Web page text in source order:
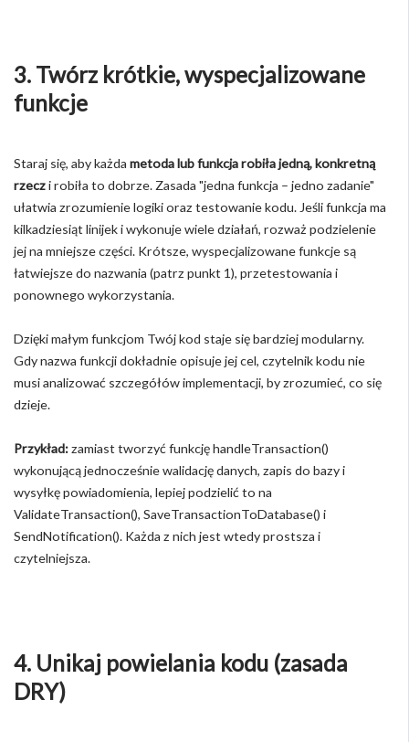
3. Twórz krótkie, wyspecjalizowane
funkcje
Staraj się, aby każda metoda lub funkcja robiła jedną, konkretną
rzeczi robiła to dobrze. Zasada "jedna funkcja – jedno zadanie"
ułatwia zrozumienie logiki oraz testowanie kodu. Jeśli funkcja ma
kilkadziesiąt linijek i wykonuje wiele działań, rozważ podzielenie
jej na mniejsze części. Krótsze, wyspecjalizowane funkcje są
łatwiejsze do nazwania (patrz punkt 1), przetestowania i
ponownego wykorzystania.
Dzięki małym funkcjom Twój kod staje się bardziej modularny.
Gdy nazwa funkcji dokładnie opisuje jej cel, czytelnik kodu nie
musi analizować szczegółów implementacji, by zrozumieć, co się
dzieje.
Przykład:zamiast tworzyć funkcję handleTransaction()
wykonującą jednocześnie walidację danych, zapis do bazy i
wysyłkę powiadomienia, lepiej podzielić to na
ValidateTransaction(), SaveTransactionToDatabase() i
SendNotification(). Każda z nich jest wtedy prostsza i
czytelniejsza.
4. Unikaj powielania kodu (zasada
DRY)